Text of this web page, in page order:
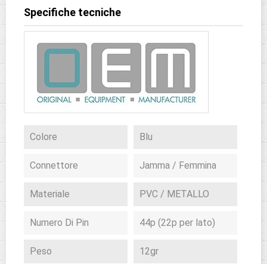
Specifiche tecniche
Colore Blu
Connettore Jamma / Femmina
Materiale PVC / METALLO
Numero Di Pin 44p (22p per lato)
Peso 12gr